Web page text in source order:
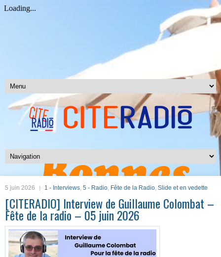
5 juin 2026 1 - Interviews, 5 - Radio, Fête de la Radio, Slide et en vedette
[CITERADIO] Interview de Guillaume Colombat –
Fête de la radio – 05 juin 2026